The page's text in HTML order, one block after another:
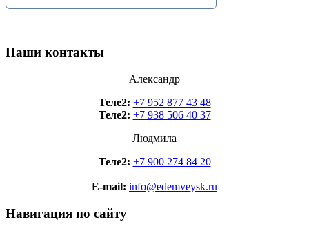
Наши контакты
Александр
Теле2: +7 952 877 43 48
Теле2: +7 938 506 40 37
Людмила
Теле2: +7 900 274 84 20
E-mail: info@edemveysk.ru
Навигация по сайту